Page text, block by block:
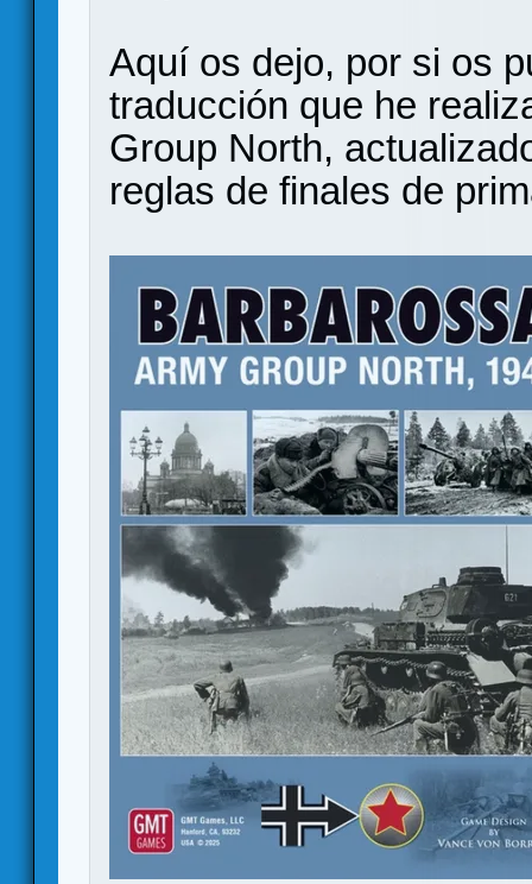
Aquí os dejo, por si os
traducción que he
Group North,
reglas de finales de